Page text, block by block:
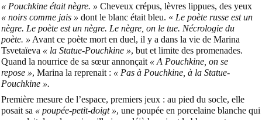
« Pouchkine était nègre. » Cheveux crépus, lèvres lippues, des yeux
« noirs comme jais » dont le blanc était bleu. « Le poète russe est un
nègre. Le poète est un nègre. Le nègre, on le tue. Nécrologie du
poète. » Avant ce poète mort en duel, il y a dans la vie de Marina
Tsvetaïeva « la Statue-Pouchkine », but et limite des promenades.
Quand la nourrice de sa sœur annonçait « A Pouchkine, on se
repose », Marina la reprenait : « Pas à Pouchkine, à la Statue-
Pouchkine ».
Première mesure de l’espace, premiers jeux : au pied du socle, elle
posait sa « poupée-petit-doigt », une poupée en porcelaine blanche qui